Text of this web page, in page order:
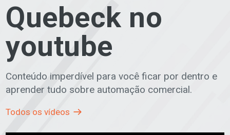
Quebeck no
youtube
Conteúdo imperdível para você ficar por dentro e
aprender tudo sobre automação comercial.
Todos os vídeos